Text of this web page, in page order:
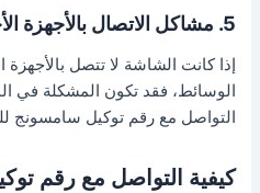
5. مشاكل الاتصال بالأجهزة الأخرى
إذا كانت الشاشة لا تتصل
الوسائط، فقد تكون المشكلة في
التواصل مع رقم توكيل سامسونج
كيفية التواصل مع رقم